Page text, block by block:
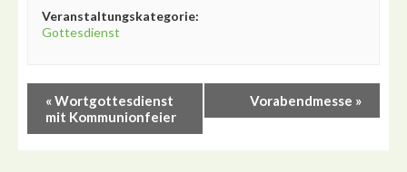
Veranstaltungskategorie:
Gottesdienst
«Wortgottesdienst
mit Kommunionfeier
Vorabendmesse »